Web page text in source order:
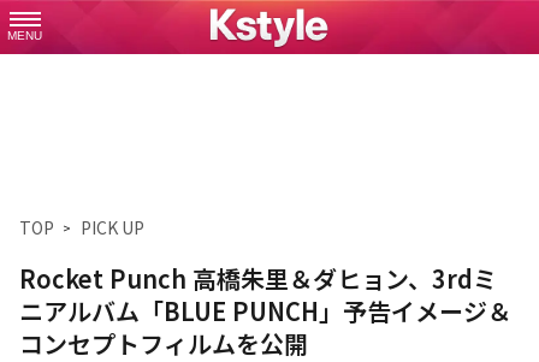
MENU
TOP PICK UP
Rocket Punch 高橋朱里＆ダヒョン、3rdミ
ニアルバム「BLUE PUNCH」予告イメージ＆
コンセプトフィルムを公開